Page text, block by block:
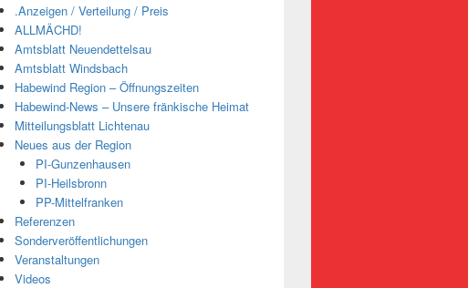
.Anzeigen / Verteilung / Preis
ALLMÄCHD!
Amtsblatt Neuendettelsau
Amtsblatt Windsbach
Habewind Region – Öffnungszeiten
Habewind-News – Unsere fränkische Heimat
Mitteilungsblatt Lichtenau
Neues aus der Region
PI-Gunzenhausen
PI-Heilsbronn
PP-Mittelfranken
Referenzen
Sonderveröffentlichungen
Veranstaltungen
Videos